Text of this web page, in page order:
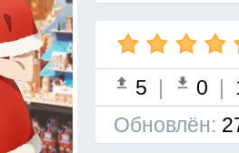
5 | 0 |
Обновлён: